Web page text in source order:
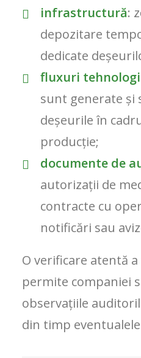
infrastructură:
depozitare
dedicate
fluxuri
sunt generate și
deșeurile în
producție;
documente de
autorizații de
contracte cu
notificări sau
O verificare atentă
permite companiei
observațiile
din timp